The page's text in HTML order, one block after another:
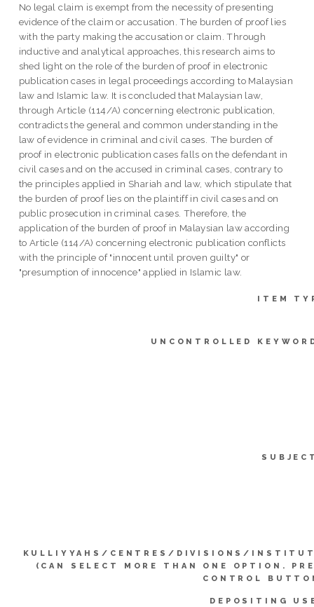
No legal claim is exempt from the necessity of presenting
evidence of the claim or accusation. The burden of proof lies
with the party making the accusation or claim. Through
inductive and analytical approaches, this research aims to
shed light on the role of the burden of proof in electronic
publication cases in legal proceedings according to Malaysian
law and Islamic law. It is concluded that Malaysian law,
through Article (114/A) concerning electronic publication,
contradicts the general and common understanding in the
law of evidence in criminal and civil cases. The burden of
proof in electronic publication cases falls on the defendant in
civil cases and on the accused in criminal cases, contrary to
the principles applied in Shariah and law, which stipulate that
the burden of proof lies on the plaintiff in civil cases and on
public prosecution in criminal cases. Therefore, the
application of the burden of proof in Malaysian law according
to Article (114/A) concerning electronic publication conflicts
with the principle of "innocent until proven guilty" or
"presumption of innocence" applied in Islamic law.
ITEM
UNCONTROLLED
KULLIYYAHS/CENTRES/DIVISIONS/
(CAN SELECT MORE THAN ONE OPTION.
CONTROL
DEPOSITING